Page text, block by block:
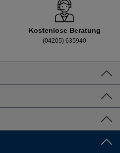
Kostenlose Beratung
(04205) 635940